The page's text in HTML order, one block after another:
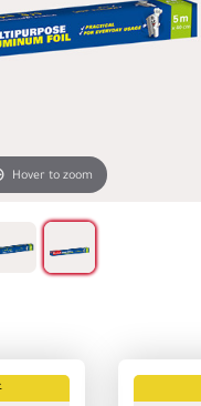
Hover to zoom